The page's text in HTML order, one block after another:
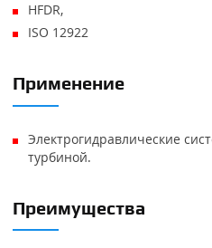
HFDR,
ISO 12922
Применение
Электрогидравлические
турбиной.
Преимущества